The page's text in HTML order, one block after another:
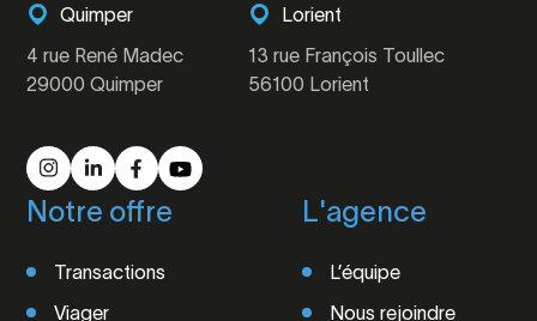
Quimper
4 rue René Madec
29000 Quimper
Lorient
13 rue François Toullec
56100 Lorient
Notre offre
Transactions
Viager
L'agence
L’équipe
Nous rejoindre